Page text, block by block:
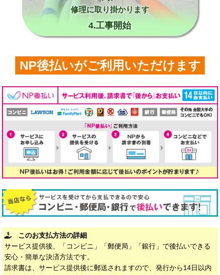
修理に取り掛かります
4.工事開始
NP後払いがご利用いただけます
このお支払方法の詳細
サービス提供後、「コンビニ」「郵便局」「銀行」で後払いできる
安心・簡単な決済方法です。
請求書は、サービス提供後に郵送されますので、発行から14日以内